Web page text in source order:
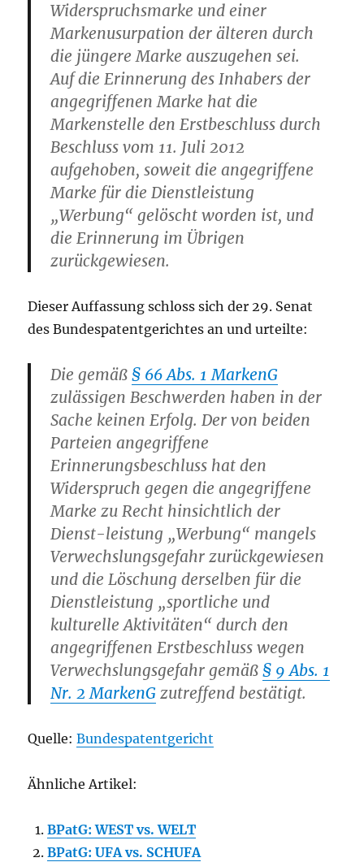
Widerspruchsmarke und einer
Markenusurpation der älteren durch
die jüngere Marke auszugehen sei.
Auf die Erinnerung des Inhabers der
angegriffenen Marke hat die
Markenstelle den Erstbeschluss durch
Beschluss vom 11. Juli 2012
aufgehoben, soweit die angegriffene
Marke für die Dienstleistung
„Werbung“ gelöscht worden ist, und
die Erinnerung im Übrigen
zurückgewiesen.
Dieser Auffassung schloss sich der 29. Senat
des Bundespatentgerichtes an und urteilte:
Die gemäß§ 66 Abs. 1 MarkenG
zulässigen Beschwerden haben in der
Sache keinen Erfolg. Der von beiden
Parteien angegriffene
Erinnerungsbeschluss hat den
Widerspruch gegen die angegriffene
Marke zu Recht hinsichtlich der
Dienst-leistung „Werbung“ mangels
Verwechslungsgefahr zurückgewiesen
und die Löschung derselben für die
Dienstleistung „sportliche und
kulturelle Aktivitäten“ durch den
angegriffenen Erstbeschluss wegen
Verwechslungsgefahr gemäß§ 9 Abs. 1
Nr. 2 MarkenG zutreffend bestätigt.
Quelle:Bundespatentgericht
Ähnliche Artikel:
BPatG: WEST vs. WELT
BPatG: UFA vs. SCHUFA